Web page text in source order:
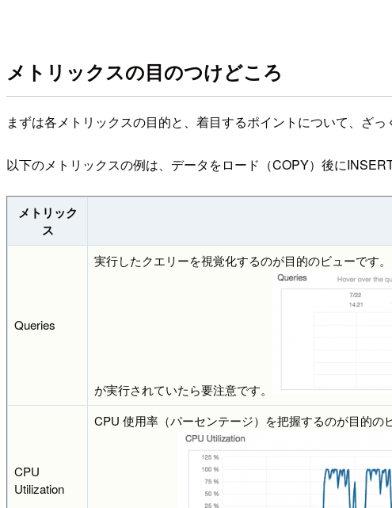
メトリックスの目のつけどころ
まずは各メトリックスの目的と、着目するポイントについて、ざっ
以下のメトリックスの例は、データをロード（COPY）後に
メトリック
ス
Queries
実行したクエリーを視覚化するのが目的のビューです
が実行されていたら要注意です。
CPU
Utilization
CPU 使用率（パーセンテージ）を把握するのが目的